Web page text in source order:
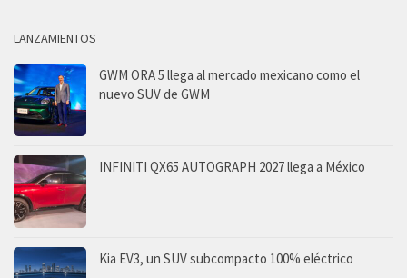
LANZAMIENTOS
GWM ORA 5 llega al mercado mexicano como el
nuevo SUV de GWM
INFINITI QX65 AUTOGRAPH 2027 llega a México
Kia EV3, un SUV subcompacto 100% eléctrico